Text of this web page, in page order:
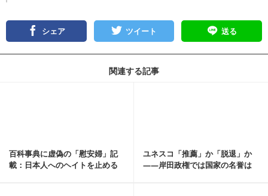
シェア ツイート 送る
関連する記事
百科事典に虚偽の「慰安婦」記
載：日本人へのヘイトを止める
ユネスコ「推薦」か「脱退」か
――岸田政権では国家の名誉は